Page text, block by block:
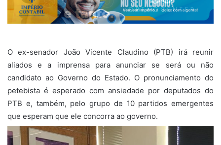
O ex-senador João Vicente Claudino (PTB) irá reunir
aliados e a imprensa para anunciar se será ou não
candidato ao Governo do Estado. O pronunciamento do
petebista é esperado com ansiedade por deputados do
PTB e, também, pelo grupo de 10 partidos emergentes
que esperam que ele concorra ao governo.